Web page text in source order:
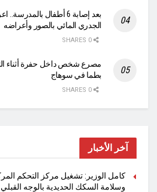
بعد إصابة 6 أطفال
الجدري المائي بالصور وأعراضه
مصرع شخص داخل حفرة أثناء
بطما في سوهاج
آخر الأخبار
كامل الوزير: تشغيل مركز التحكم
وسلامة السكك الحديدية بالوجه القبلي